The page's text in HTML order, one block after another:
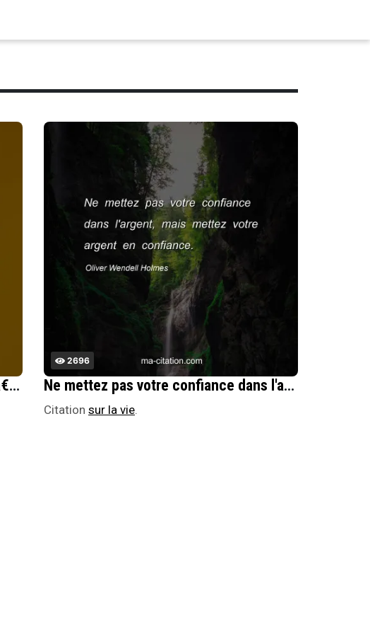
Ne te rÃ©jouis pas si lâ€™amitiÃ© tâ€™autorise Ã dire des paroles dÃ©sagrÃ©ables Ã tes amis proches. Plus tu deviens proche de quelquâ€™un, plus le tact et la courtoisie sont nÃ©cessaires.
2696
Ne mettez pas votre confiance dans l'argent, mais mettez votre argent en confiance.
Citation sur la vie.